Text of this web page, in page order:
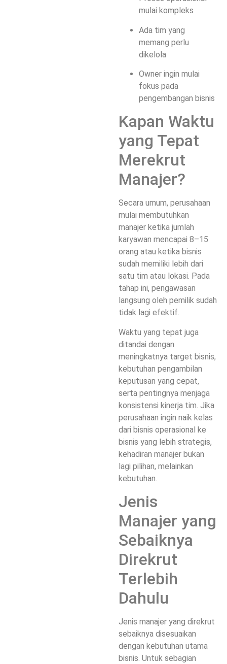
mulai kompleks
Ada tim yang
memang perlu
dikelola
Owner ingin mulai
fokus pada
pengembangan bisnis
Kapan Waktu
yang Tepat
Merekrut
Manajer?
Secara umum, perusahaan
mulai membutuhkan
manajer ketika jumlah
karyawan mencapai 8–15
orang atau ketika bisnis
sudah memiliki lebih dari
satu tim atau lokasi. Pada
tahap ini, pengawasan
langsung oleh pemilik sudah
tidak lagi efektif.
Waktu yang tepat juga
ditandai dengan
meningkatnya target bisnis,
kebutuhan pengambilan
keputusan yang cepat,
serta pentingnya menjaga
konsistensi kinerja tim. Jika
perusahaan ingin naik kelas
dari bisnis operasional ke
bisnis yang lebih strategis,
kehadiran manajer bukan
lagi pilihan, melainkan
kebutuhan.
Jenis
Manajer yang
Sebaiknya
Direkrut
Terlebih
Dahulu
Jenis manajer yang direkrut
sebaiknya disesuaikan
dengan kebutuhan utama
bisnis. Untuk sebagian